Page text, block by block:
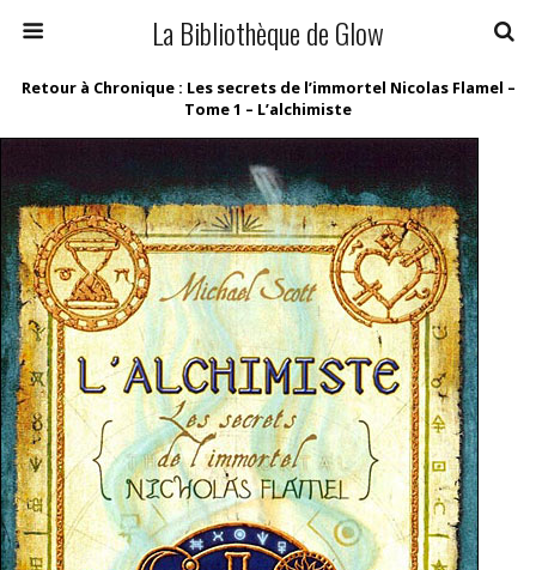
La Bibliothèque de Glow
Retour à Chronique : Les secrets de l’immortel Nicolas Flamel –
Tome 1 – L’alchimiste